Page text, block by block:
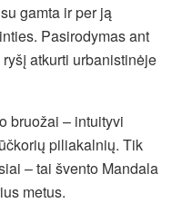
gamta ir per ją
Pasirodymas ant
atkurti urbanistinėje
bruožai – intuityvi
piliakalnių. Tik
– tai švento Mandala
metus.